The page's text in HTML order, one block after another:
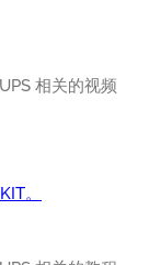
相关的视频
。